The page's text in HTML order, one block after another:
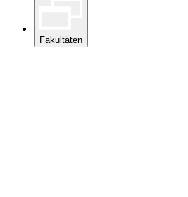
Fakultäten